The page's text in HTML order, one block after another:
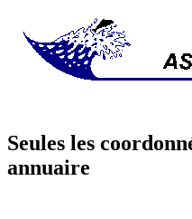
Seules les
annuaire